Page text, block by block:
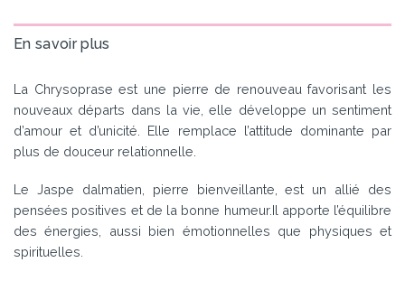
En savoir plus
La Chrysoprase est une pierre de renouveau favorisant les
nouveaux départs dans la vie, elle développe un sentiment
d’amour et d’unicité. Elle remplace l’attitude dominante par
plus de douceur relationnelle.
Le Jaspe dalmatien, pierre bienveillante, est un allié des
pensées positives et de la bonne humeur.Il apporte l’équilibre
des énergies, aussi bien émotionnelles que physiques et
spirituelles.